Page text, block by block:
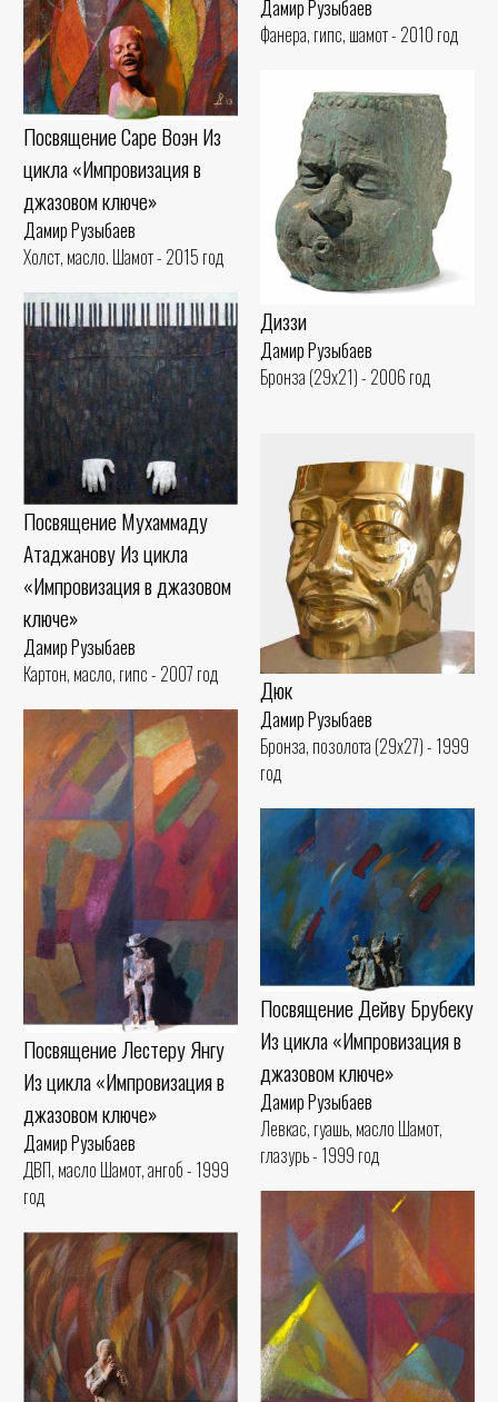
Дамир Рузыбаев
Фанера, гипс, шамот - 2010 год
Посвящение Саре Воэн Из
цикла «Импровизация в
джазовом ключе»
Дамир Рузыбаев
Холст, масло. Шамот - 2015 год
Диззи
Дамир Рузыбаев
Бронза (29x21) - 2006 год
Посвящение Мухаммаду
Атаджанову Из цикла
«Импровизация в джазовом
ключе»
Дамир Рузыбаев
Картон, масло, гипс - 2007 год
Дюк
Дамир Рузыбаев
Бронза, позолота (29x27) - 1999
год
Посвящение Лестеру Янгу
Из цикла «Импровизация в
джазовом ключе»
Дамир Рузыбаев
ДВП, масло Шамот, ангоб - 1999
год
Посвящение Дейву Брубеку
Из цикла «Импровизация в
джазовом ключе»
Дамир Рузыбаев
Левкас, гуашь, масло Шамот,
глазурь - 1999 год